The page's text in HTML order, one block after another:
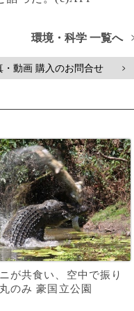
環境・科学 一覧へ
・動画 購入のお問合せ >
が共食い、空中で振り
のみ 豪国立公園